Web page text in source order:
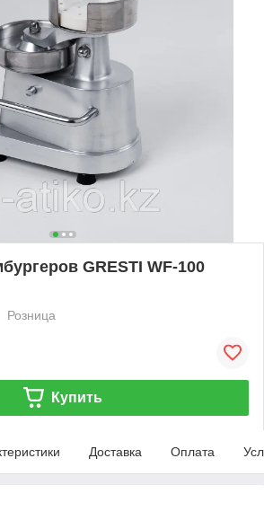
GRESTI WF-100
Розница
Купить
Доставка Оплата